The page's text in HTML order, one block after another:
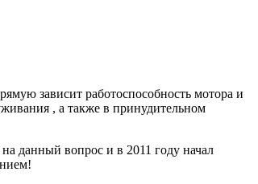
зависит работоспособность мотора и
, а также в принудительном
данный вопрос и в 2011 году начал